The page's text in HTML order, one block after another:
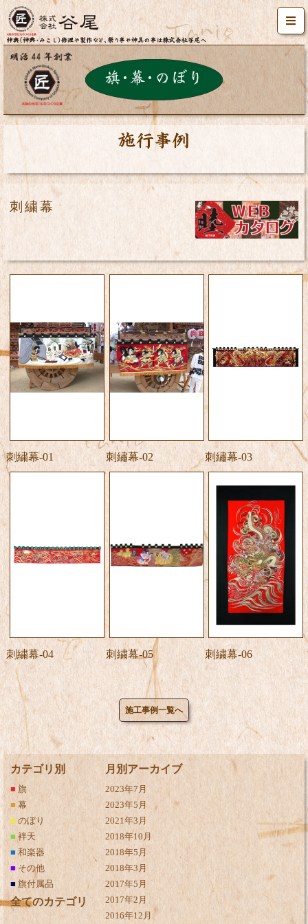
刺繍幕
刺繍幕-01 刺繡幕-02 刺繡幕-03
刺繍幕-04 刺繍幕-05 刺繍幕-06
施工事例一覧へ
カテゴリ別
■ 旗
■ 幕
■ のぼり
■ 袢天
■ 和楽器
■ その他
■ 旗付属品
全てのカテゴリ
月別アーカイブ
2023年7月
2023年5月
2021年3月
2018年10月
2018年5月
2018年3月
2017年5月
2017年2月
2016年12月